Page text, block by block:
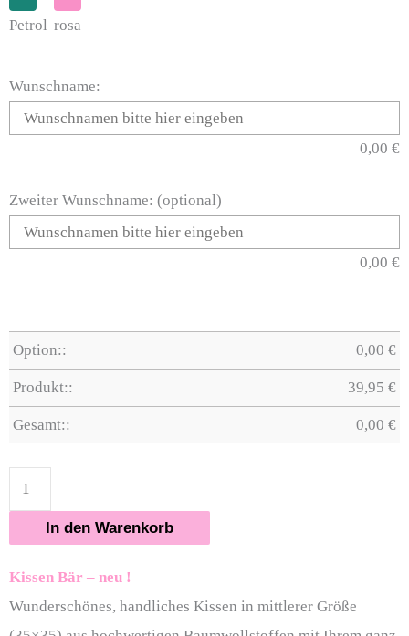
Petrol rosa
Wunschname:
0,00 €
Zweiter Wunschname: (optional)
0,00 €
Option:: 0,00 €
Produkt:: 39,95 €
Gesamt:: 0,00 €
In den Warenkorb
Kissen Bär – neu !
Wunderschönes, handliches Kissen in mittlerer Größe